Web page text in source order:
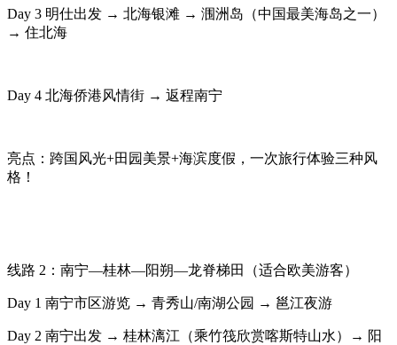
Day 3 明仕出发 → 北海银滩 → 涠洲岛（中国最美海岛之一）
→ 住北海
Day 4 北海侨港风情街 → 返程南宁
亮点：跨国风光+田园美景+海滨度假，一次旅行体验三种风
格！
线路 2：南宁—桂林—阳朔—龙脊梯田（适合欧美游客）
Day 1 南宁市区游览 → 青秀山/南湖公园 → 邕江夜游
Day 2 南宁出发 → 桂林漓江（乘竹筏欣赏喀斯特山水）→ 阳